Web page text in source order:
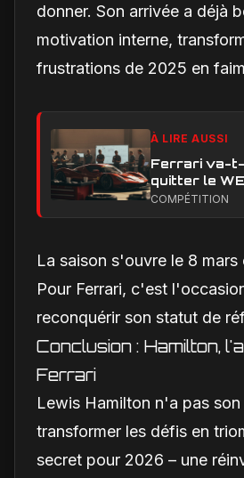
donner. Son arrivée a déjà
motivation interne,
frustrations de 2025 en
À LIRE AUSSI
Ferrari va-
quitter le
vrais enjeux
COMPÉTITION
La saison s'ouvre le 8 mars
Pour Ferrari, c'est
reconquérir son statut de
Conclusion : Hamilton,
Ferrari
Lewis Hamilton n'a pas
transformer les défis en
secret pour 2026 – une